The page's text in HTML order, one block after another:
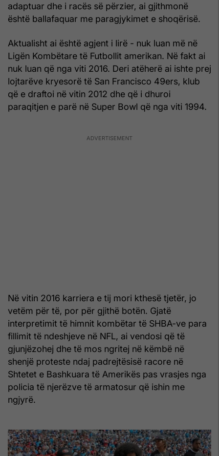
adaptuar dhe i racës së përzier, ai gjithmonë
është ballafaquar me paragjykimet e shoqërisë.
Aktualisht ai është agjent i lirë - nuk luan më në
Ligën Kombëtare të Futbollit amerikan. Në fakt ai
nuk luan që nga viti 2016. Deri atëherë ai ishte prej
lojtarëve kryesorë të San Francisco 49ers, klub
që e draftoi në vitin 2012 dhe që i dhuroi
paraqitjen e parë në Super Bowl që nga viti 1994.
Në vitin 2016 karriera e tij mori kthesë tjetër, jo
vetëm për të, por për gjithë botën. Gjatë
interpretimit të himnit kombëtar të SHBA-ve para
fillimit të ndeshjeve në NFL, ai vendosi që të
gjunjëzohej dhe të mos ngritej në këmbë në
shenjë proteste ndaj padrejtësisë racore në
Shtetet e Bashkuara të Amerikës pas vrasjes nga
policia të njerëzve të armatosur që ishin me
ngjyrë.